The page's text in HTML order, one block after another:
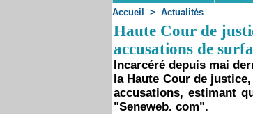
Accueil > Actualités
Haute Cour de
accusations de
Incarcéré depuis mai
la Haute Cour de
accusations, estimant
"Seneweb. com".